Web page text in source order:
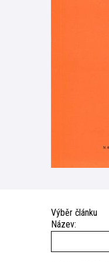
Výběr článku
Název: